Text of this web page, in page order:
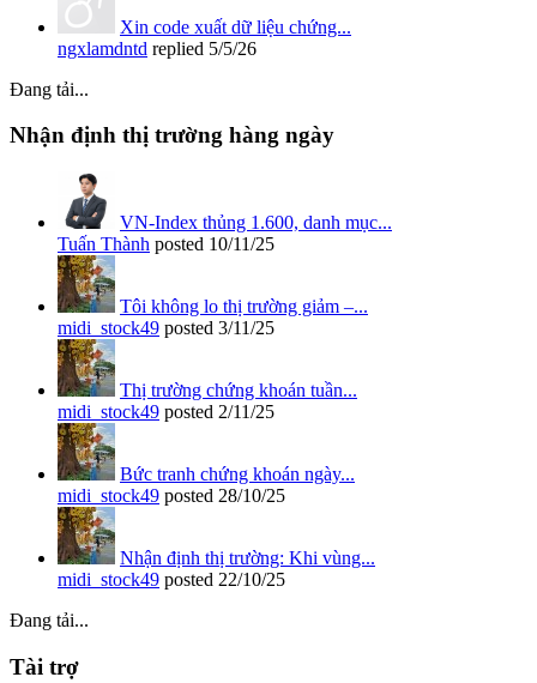
Xin code xuất dữ liệu chứng...
ngxlamdntd replied 5/5/26
Đang tải...
Nhận định thị trường hàng ngày
VN-Index thủng 1.600, danh mục...
Tuấn Thành posted 10/11/25
Tôi không lo thị trường giảm –...
midi_stock49 posted 3/11/25
Thị trường chứng khoán tuần...
midi_stock49 posted 2/11/25
Bức tranh chứng khoán ngày...
midi_stock49 posted 28/10/25
Nhận định thị trường: Khi vùng...
midi_stock49 posted 22/10/25
Đang tải...
Tài trợ